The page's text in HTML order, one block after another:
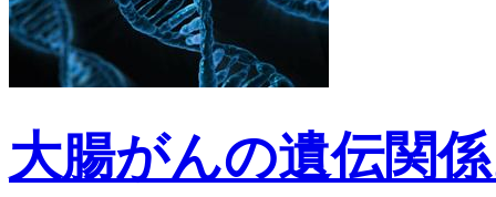
大腸がんの遺伝関